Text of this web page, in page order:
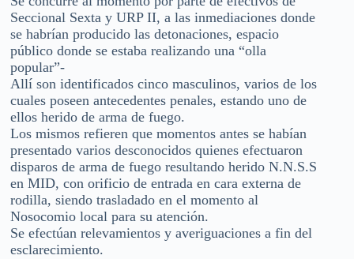
Seccional Sexta y URP II, a las inmediaciones donde
se habrían producido las detonaciones, espacio
público donde se estaba realizando una “olla
popular”-
Allí son identificados cinco masculinos, varios de los
cuales poseen antecedentes penales, estando uno de
ellos herido de arma de fuego.
Los mismos refieren que momentos antes se habían
presentado varios desconocidos quienes efectuaron
disparos de arma de fuego resultando herido N.N.S.S
en MID, con orificio de entrada en cara externa de
rodilla, siendo trasladado en el momento al
Nosocomio local para su atención.
Se efectúan relevamientos y averiguaciones a fin del
esclarecimiento.